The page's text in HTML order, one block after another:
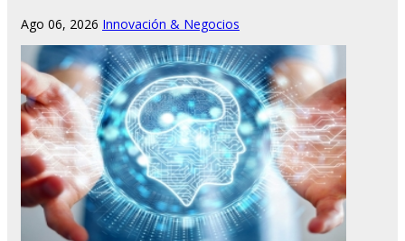
Ago 06, 2026 Innovación & Negocios